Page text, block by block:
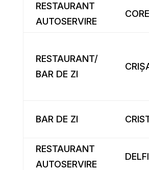
RESTAURANT
AUTOSERVIRE
RESTAURANT/
BAR DE ZI
BAR DE ZI
RESTAURANT
AUTOSERVIRE